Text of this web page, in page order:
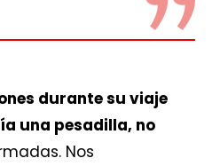
durante su viaje
una pesadilla, no
Nos